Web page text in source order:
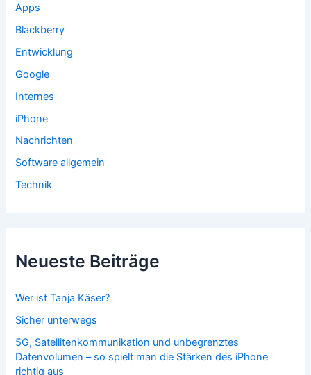
Apps
Blackberry
Entwicklung
Google
Internes
iPhone
Nachrichten
Software allgemein
Technik
Neueste Beiträge
Wer ist Tanja Käser?
Sicher unterwegs
5G, Satellitenkommunikation und unbegrenztes
Datenvolumen – so spielt man die Stärken des iPhone
richtig aus